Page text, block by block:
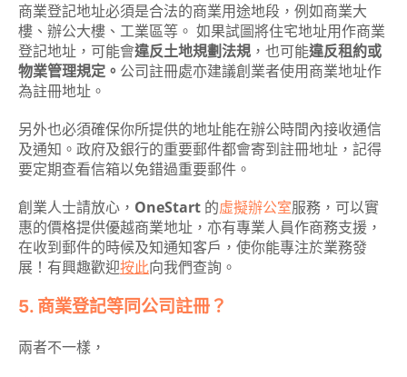
商業登記地址必須是合法的商業用途地段，例如商業大
樓、辦公大樓、工業區等。 如果試圖將住宅地址用作商業
登記地址，可能會違反土地規劃法規 ，也可能違反租約或
物業管理規定。 公司註冊處亦建議創業者使用商業地址作
為註冊地址。
另外也必須確保你所提供的地址能在辦公時間內接收通信
及通知。政府及銀行的重要郵件都會寄到註冊地址，記得
要定期查看信箱以免錯過重要郵件。
創業人士請放心， OneStart 的虛擬辦公室服務，可以實
惠的價格提供優越商業地址，亦有專業人員作商務支援，
在收到郵件的時候及知通知客戶，使你能專注於業務發
展！有興趣歡迎按此向我們查詢。
5. 商業登記等同公司註冊？
兩者不一樣，